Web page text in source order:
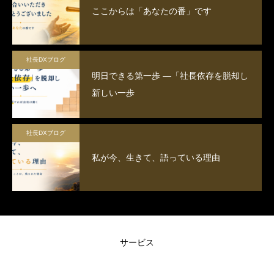
まずはITセミナーで意識の改革を行
うことが大切です。
ここからは「あなたの番」です
社長DXブログ
明日できる第一歩 ―「社長依存を脱却し
新しい一歩
社長DXブログ
私が今、生きて、語っている理由
サービス